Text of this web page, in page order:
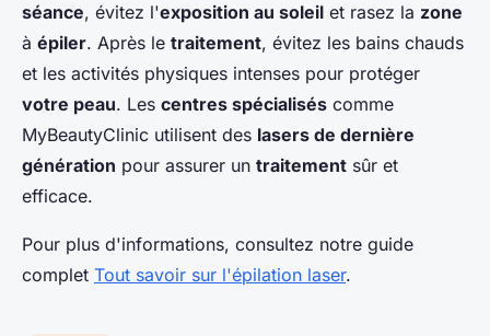
séance, évitez l'exposition au soleil et rasez la zone
à épiler. Après le traitement, évitez les bains chauds
et les activités physiques intenses pour protéger
votre peau. Les centres spécialisés comme
MyBeautyClinic utilisent des lasers de dernière
génération pour assurer un traitement sûr et
efficace.
Pour plus d'informations, consultez notre guide
complet Tout savoir sur l'épilation laser.